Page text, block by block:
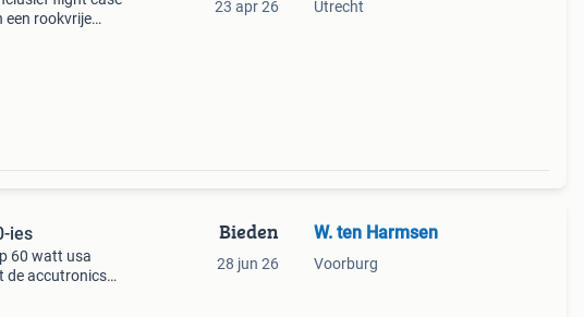
een rookvrije
23 apr 26 Utrecht
ies
60 watt usa
de accutronics
Bieden
28 jun 26
W. ten Harmsen
Voorburg